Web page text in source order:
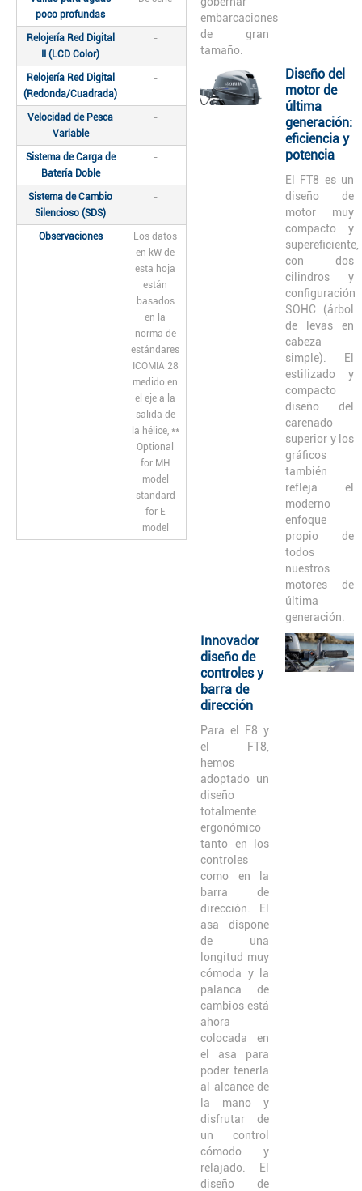
poco profundas
Relojería Red Digital
II (LCD Color)
-
Relojería Red Digital
(Redonda/Cuadrada)
-
Velocidad de Pesca
Variable
-
Sistema de Carga de
Batería Doble
-
Sistema de Cambio
Silencioso (SDS)
-
Observaciones
Los datos
en kW de
esta hoja
están
basados
en la
norma de
estándares
ICOMIA 28
medido en
el eje a la
salida de
la hélice, **
Optional
for MH
model
standard
for E
model
embarcaciones
de gran
tamaño.
Diseño del
motor de
última
generación:
eficiencia y
potencia
El FT8 es un
diseño de
motor muy
compacto y
supereficiente,
con dos
cilindros y
configuración
SOHC (árbol
de levas en
cabeza
simple). El
estilizado y
compacto
diseño del
carenado
superior y los
gráficos
también
refleja el
moderno
enfoque
propio de
todos
nuestros
motores de
última
generación.
Innovador
diseño de
controles y
barra de
dirección
Para el F8 y
el FT8,
hemos
adoptado un
diseño
totalmente
ergonómico
tanto en los
controles
como en la
barra de
dirección. El
asa dispone
de una
longitud muy
cómoda y la
palanca de
cambios está
ahora
colocada en
el asa para
poder tenerla
al alcance de
la mano y
disfrutar de
un control
cómodo y
relajado. El
diseño de